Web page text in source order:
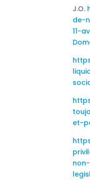
J.O.
de-
11-
et-